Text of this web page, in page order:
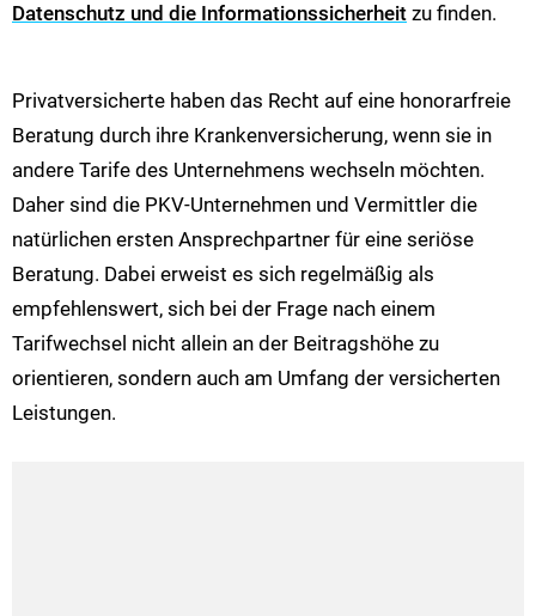
Datenschutz und die Informationssicherheit zu finden.
Privatversicherte haben das Recht auf eine honorarfreie
Beratung durch ihre Krankenversicherung, wenn sie in
andere Tarife des Unternehmens wechseln möchten.
Daher sind die PKV-Unternehmen und Vermittler die
natürlichen ersten Ansprechpartner für eine seriöse
Beratung. Dabei erweist es sich regelmäßig als
empfehlenswert, sich bei der Frage nach einem
Tarifwechsel nicht allein an der Beitragshöhe zu
orientieren, sondern auch am Umfang der versicherten
Leistungen.